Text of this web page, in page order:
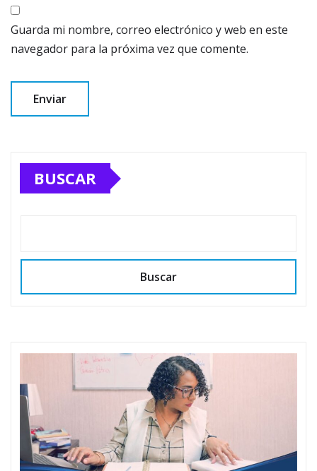
Guarda mi nombre, correo electrónico y web en este
navegador para la próxima vez que comente.
BUSCAR
Buscar